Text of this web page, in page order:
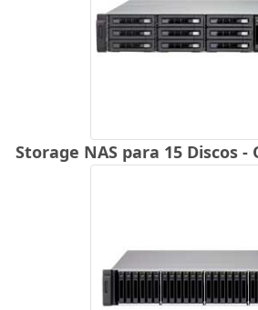
Storage NAS para 15 Discos -